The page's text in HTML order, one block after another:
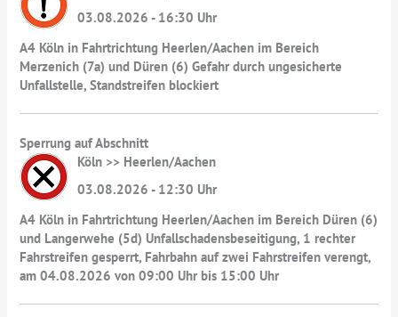
03.08.2026 - 16:30 Uhr
A4 Köln in Fahrtrichtung Heerlen/Aachen im Bereich
Merzenich (7a) und Düren (6) Gefahr durch ungesicherte
Unfallstelle, Standstreifen blockiert
Sperrung auf Abschnitt
Köln >> Heerlen/Aachen
03.08.2026 - 12:30 Uhr
A4 Köln in Fahrtrichtung Heerlen/Aachen im Bereich Düren (6)
und Langerwehe (5d) Unfallschadensbeseitigung, 1 rechter
Fahrstreifen gesperrt, Fahrbahn auf zwei Fahrstreifen verengt,
am 04.08.2026 von 09:00 Uhr bis 15:00 Uhr